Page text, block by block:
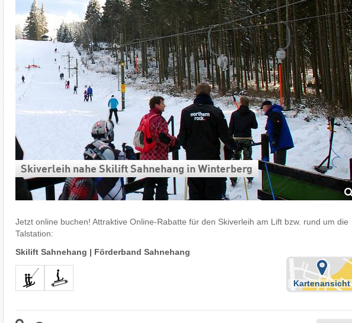
Skiverleih nahe Skilift Sahnehang in Winterberg
Jetzt online buchen! Attraktive Online-Rabatte für den Skiverleih am Lift bzw. rund um die
Talstation:
Skilift Sahnehang | Förderband Sahnehang
Kartenansicht